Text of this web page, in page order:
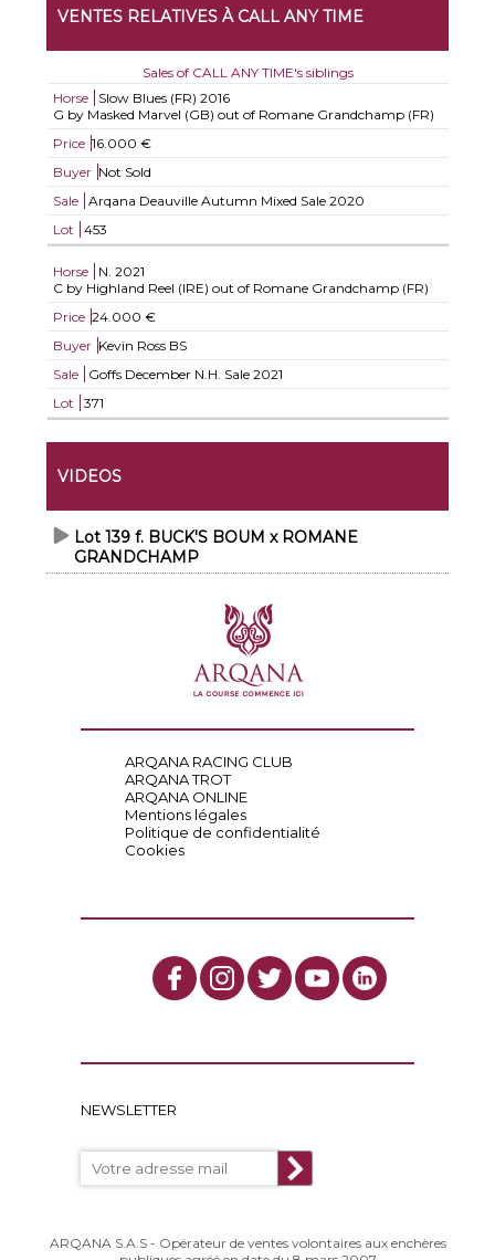
VENTES RELATIVES À CALL ANY TIME
Sales of CALL ANY TIME's siblings
Horse
Slow Blues (FR) 2016
G by Masked Marvel (GB) out of Romane Grandchamp (FR)
Price 16.000 €
Buyer Not Sold
Sale
Arqana Deauville Autumn Mixed Sale 2020
Lot
453
Horse N. 2021
C by Highland Reel (IRE) out of Romane Grandchamp (FR)
Price 24.000 €
Buyer Kevin Ross BS
Sale
Goffs December N.H. Sale 2021
Lot
371
VIDEOS
Lot 139 f. BUCK'S BOUM x ROMANE
GRANDCHAMP
ARQANA RACING CLUB
ARQANA TROT
ARQANA ONLINE
Mentions légales
Politique de confidentialité
Cookies
NEWSLETTER
ARQANA S.A.S - Opérateur de ventes volontaires aux enchères